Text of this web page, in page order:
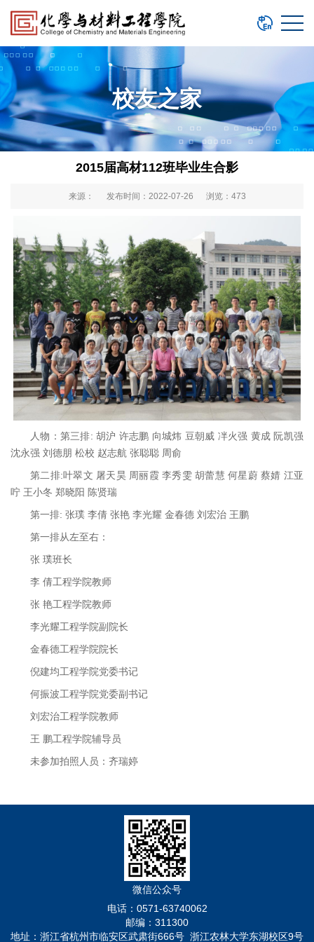
校友之家
2015届高材112班毕业生合影
来源： 发布时间：2022-07-26 浏览： 473
人物：第三排: 胡沪 许志鹏 向城炜 豆朝威 冸火强 黄成 阮凯强
沈永强 刘德朋 松校 赵志航 张聪聪 周俞
第二排:叶翠文 屠天昊 周丽霞 李秀雯 胡蕾慧 何星蔚 蔡婧 江亚
咛 王小冬 郑晓阳 陈贤瑞
第一排: 张璞 李倩 张艳 李光耀 金春德 刘宏治 王鹏
第一排从左至右：
张 璞班长
李 倩工程学院教师
张 艳工程学院教师
李光耀工程学院副院长
金春德工程学院院长
倪建均工程学院党委书记
何振波工程学院党委副书记
刘宏治工程学院教师
王 鹏工程学院辅导员
未参加拍照人员：齐瑞婷
微信公众号
电话：0571-63740062
邮编：311300
地址：浙江省杭州市临安区武肃街666号 浙江农林大学东湖校区9号